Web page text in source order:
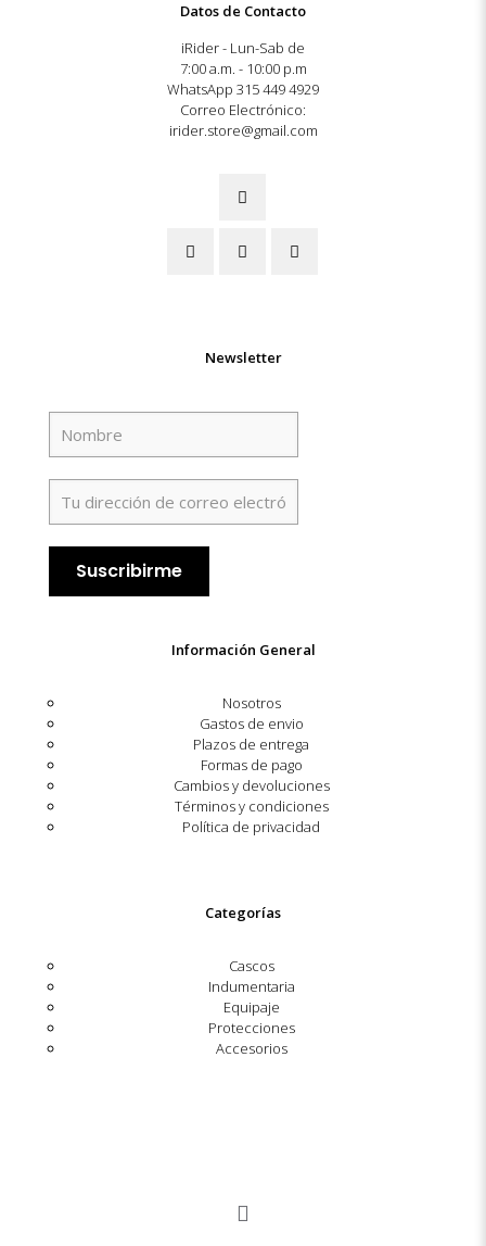
Datos de Contacto
iRider - Lun-Sab de
7:00 a.m. - 10:00 p.m
WhatsApp 315 449 4929
Correo Electrónico:
irider.store@gmail.com
Newsletter
Información General
Nosotros
Gastos de envio
Plazos de entrega
Formas de pago
Cambios y devoluciones
Términos y condiciones
Política de privacidad
Categorías
Cascos
Indumentaria
Equipaje
Protecciones
Accesorios